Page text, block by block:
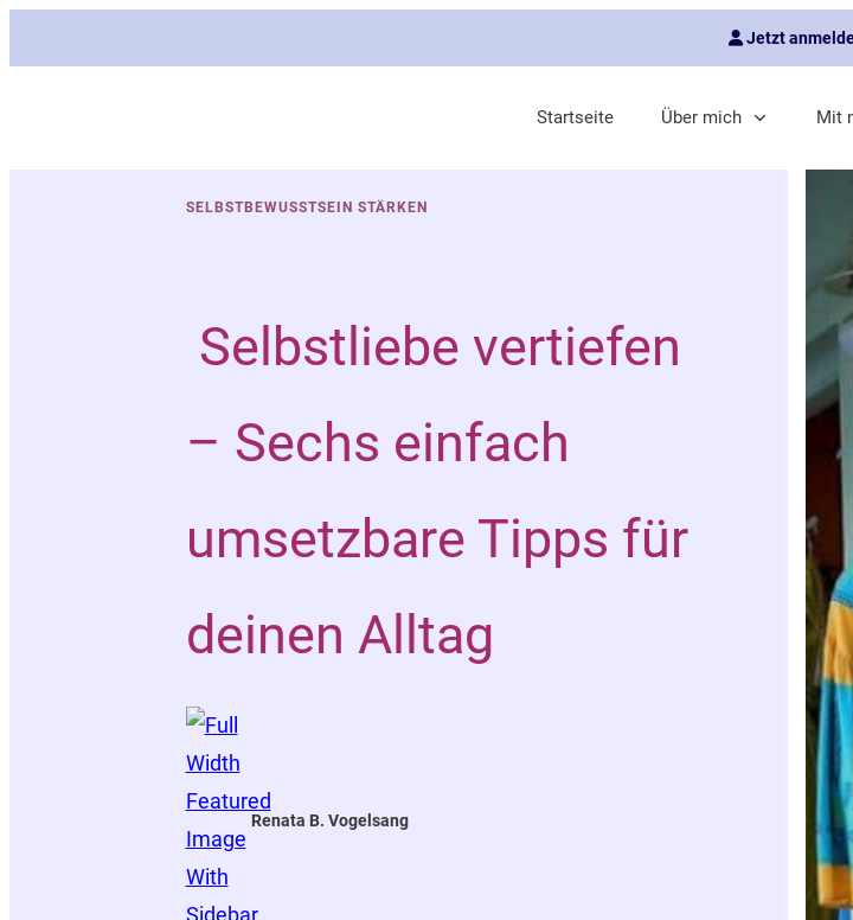
Jetzt
Startseite Über mich Mit
SELBSTBEWUSSTSEIN STÄRKEN
Selbstliebe vertiefen
– Sechs einfach
umsetzbare Tipps für
deinen Alltag
Renata B. Vogelsang